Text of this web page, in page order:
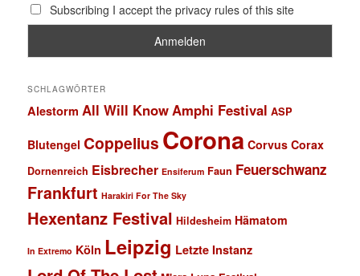
Subscribing I accept the privacy rules of this site
SCHLAGWÖRTER
Alestorm All Will KnowAmphi Festival ASP
Blutengel Coppelius Corona Corvus Corax
Dornenreich Eisbrecher Ensiferum Faun Feuerschwanz
Frankfurt Harakiri For The Sky
Hexentanz Festival Hildesheim Hämatom
In Extremo Köln Leipzig Letzte Instanz